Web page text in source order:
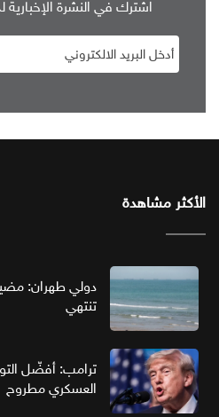
اشترك في النشرة الإخبارية
الأكثر مشاهدة
دولي طهران:
تنتهي
ترامب: أفضّل
العسكري مطروح